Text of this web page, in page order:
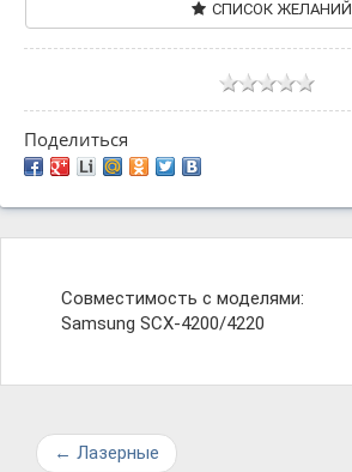
СПИСОК ЖЕЛАНИЙ
Поделиться
Совместимость с моделями:
Samsung SCX-4200/4220
← Лазерные